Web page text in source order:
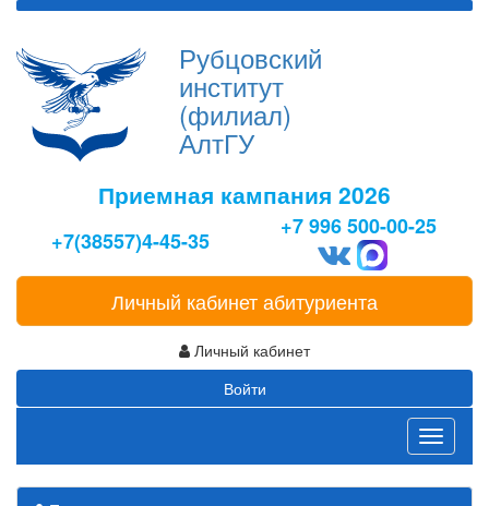
Рубцовский
институт
(филиал)
АлтГУ
Приемная кампания 2026
+7(38557)4-45-35
+7 996 500-00-25
Личный кабинет абитуриента
Личный кабинет
Войти
Toggle